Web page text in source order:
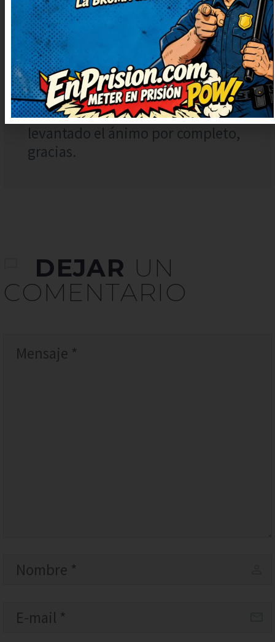
at 21:28
Buenísimo, me hizo reír a
carcajadas. El juego de palabras
está finísimo, me ha sorprendido.
Lo voy a compartir con mis amigos
para que se rían también. Me ha
levantado el ánimo por completo,
gracias.
DEJAR UN
COMENTARIO